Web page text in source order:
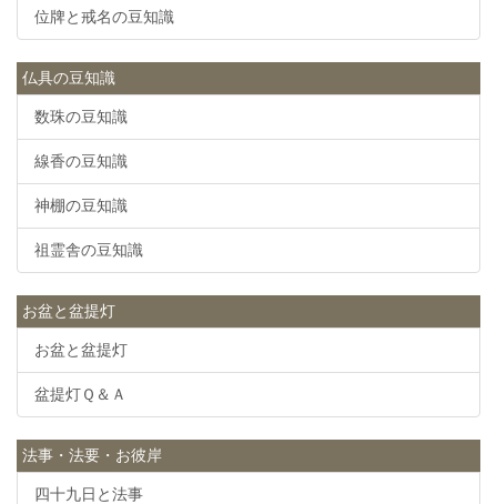
位牌と戒名の豆知識
仏具の豆知識
数珠の豆知識
線香の豆知識
神棚の豆知識
祖霊舎の豆知識
お盆と盆提灯
お盆と盆提灯
盆提灯Ｑ＆Ａ
法事・法要・お彼岸
四十九日と法事